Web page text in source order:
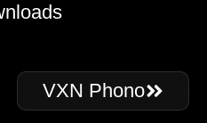
VXN Phono